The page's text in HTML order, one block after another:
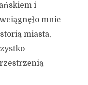
i
mnie
miasta,